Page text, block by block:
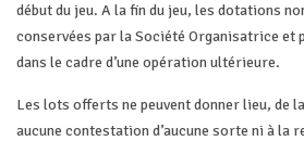
début du jeu. A la fin du jeu, les dotations
conservées par la Société Organisatrice
dans le cadre d’une opération ultérieure.
Les lots offerts ne peuvent donner lieu, de
aucune contestation d’aucune sorte ni à la